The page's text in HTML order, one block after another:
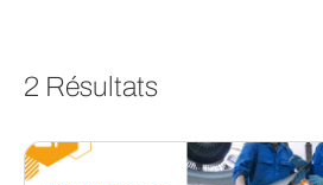
2 Résultats